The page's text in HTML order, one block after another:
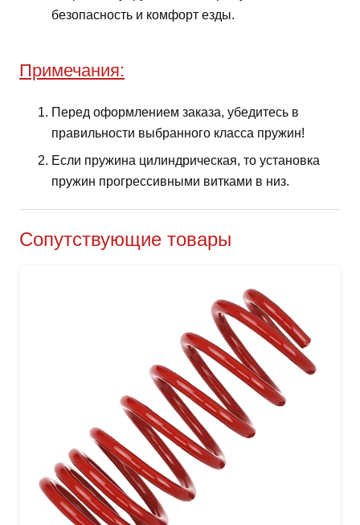
безопасность и комфорт езды.
Примечания:
Перед оформлением заказа, убедитесь в
правильности выбранного класса пружин!
Если пружина цилиндрическая, то установка
пружин прогрессивными витками в низ.
Сопутствующие товары